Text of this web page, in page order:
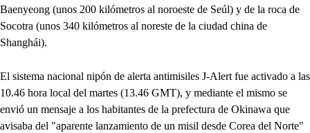
Baenyeong (unos 200 kilómetros al noroeste de Seúl) y de la roca de
Socotra (unos 340 kilómetros al noreste de la ciudad china de
Shanghái).
El sistema nacional nipón de alerta antimisiles J-Alert fue activado a las
10.46 hora local del martes (13.46 GMT), y mediante el mismo se
envió un mensaje a los habitantes de la prefectura de Okinawa que
avisaba del "aparente lanzamiento de un misil desde Corea del Norte"